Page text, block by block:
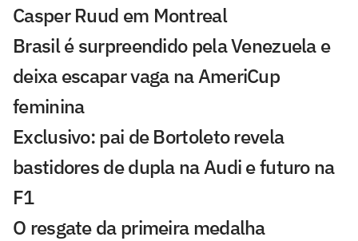
Casper Ruud em Montreal
Brasil é surpreendido pela Venezuela e
deixa escapar vaga na AmeriCup
feminina
Exclusivo: pai de Bortoleto revela
bastidores de dupla na Audi e futuro na
F1
O resgate da primeira medalha